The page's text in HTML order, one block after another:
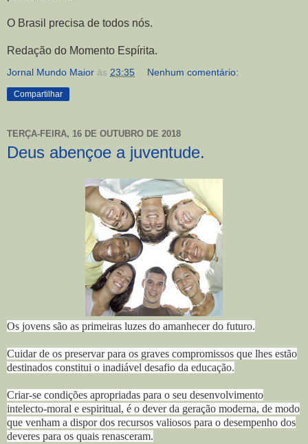
O Brasil precisa de todos nós.
Redação do Momento Espírita.
Jornal Mundo Maior às 23:35 Nenhum comentário:
Compartilhar
TERÇA-FEIRA, 16 DE OUTUBRO DE 2018
Deus abençoe a juventude.
Os jovens são as primeiras luzes do amanhecer do futuro.
Cuidar de os preservar para os graves compromissos que lhes estão
destinados constitui o inadiável desafio da educação.
Criar-se condições apropriadas para o seu desenvolvimento
intelecto-moral e espiritual, é o dever da geração moderna, de modo
que venham a dispor dos recursos valiosos para o desempenho dos
deveres para os quais renasceram.